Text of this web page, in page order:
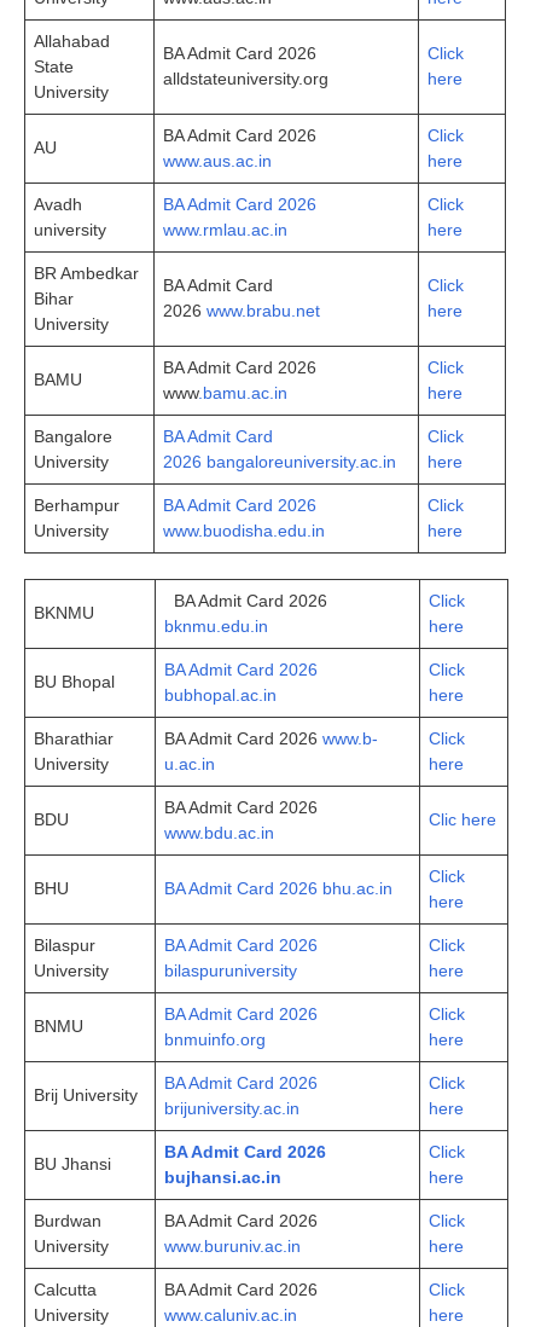
Allahabad
State
University
BA Admit Card 2026
alldstateuniversity.org
Click
here
AU
BA Admit Card 2026
www.aus.ac.in
Click
here
Avadh
university
BA Admit Card 2026
www.rmlau.ac.in
Click
here
BR Ambedkar
Bihar
University
BA Admit Card
2026 www.brabu.net
Click
here
BAMU
BA Admit Card 2026
www.bamu.ac.in
Click
here
Bangalore
University
BA Admit Card
2026 bangaloreuniversity.ac.in
Click
here
Berhampur
University
BA Admit Card 2026
www.buodisha.edu.in
Click
here
BKNMU
BA Admit Card 2026
bknmu.edu.in
Click
here
BU Bhopal
BA Admit Card 2026
bubhopal.ac.in
Click
here
Bharathiar
University
BA Admit Card 2026 www.b-
u.ac.in
Click
here
BDU
BA Admit Card 2026
www.bdu.ac.in
Clic here
BHU BA Admit Card 2026 bhu.ac.in
Click
here
Bilaspur
University
BA Admit Card 2026
bilaspuruniversity
Click
here
BNMU
BA Admit Card 2026
bnmuinfo.org
Click
here
Brij University
BA Admit Card 2026
brijuniversity.ac.in
Click
here
BU Jhansi
BA Admit Card 2026
bujhansi.ac.in
Click
here
Burdwan
University
BA Admit Card 2026
www.buruniv.ac.in
Click
here
Calcutta
University
BA Admit Card 2026
www.caluniv.ac.in
Click
here